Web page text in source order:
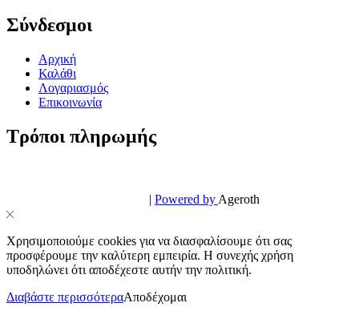
Σύνδεσμοι
Αρχική
Καλάθι
Λογαριασμός
Επικοινωνία
Τρόποι πληρωμής
| Powered by Ageroth
Χρησιμοποιούμε cookies για να διασφαλίσουμε ότι σας
προσφέρουμε την καλύτερη εμπειρία. Η συνεχής χρήση
υποδηλώνει ότι αποδέχεστε αυτήν την πολιτική.
Διαβάστε περισσότεραΑποδέχομαι